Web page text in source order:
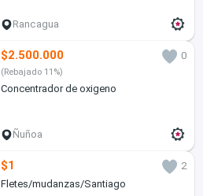
Rancagua
$2.500.000 0
(Rebajado 11%)
Concentrador de oxigeno
Ñuñoa
$1
2
Fletes/mudanzas/Santiago